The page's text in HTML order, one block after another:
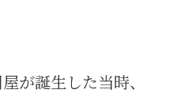
が誕生した当時、